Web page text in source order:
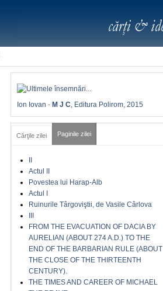
Ion Iovan - M J C, Editura Polirom, 2015
Cărţile zilei Paginile zilei
Actul II
Povestea lui Harap-Alb
Actul I
Ruinurile Târgoviştii, de Vasile Cârlova
FROM THE EVACUATION OF DACIA BY
AURELIAN (ABOUT 274 A.D.) TO THE
END OF THE BARBARIAN RULE (ABOUT
THE CLOSE OF THE THIRTEENTH
CENTURY).
THE TIMES AND CAREER OF MICHAEL